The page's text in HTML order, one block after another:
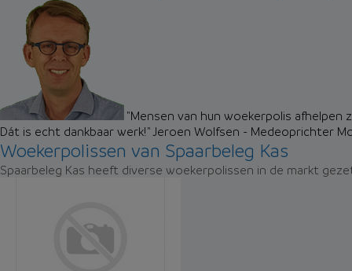
"Mensen van hun woekerpolis
Dát is echt dankbaar werk!"Jeroen Wolfsen - Medeoprichter
Woekerpolissen van Spaarbeleg Kas
Spaarbeleg Kas heeft diverse woekerpolissen in de markt